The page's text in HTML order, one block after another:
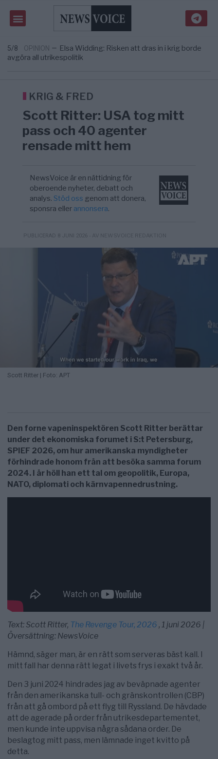
3/8 AFRIKA
Massiv anstormning till Ceuta – Misstankar
om amerikansk påverkan
UNITED STATES
Tucker Carlson: ”It’s Time to Save
5/8 OPINION — Elsa Widding: Risken att dras in i krig borde
avgöra all utrikespolitik
geografiskt apartheidsystem
om amerikansk påverkan
UNITED STATES —
Tucker Carlson: ”It’s Time to Save
America” – Finally
KRIG & FRED
Scott Ritter: USA tog mitt
pass och 40 agenter
rensade mitt hem
NewsVoice är en nättidning för
oberoende nyheter, debatt och
analys.Stöd oss genom att donera,
sponsra eller annonsera.
PUBLICERAD 8 JUNI 2026 - AV NEWSVOICE REDAKTION
Scott Ritter | Foto: APT
Den forne vapeninspektören Scott Ritter berättar
under det ekonomiska forumet i S:t Petersburg,
SPIEF 2026, om hur amerikanska myndigheter
förhindrade honom från att besöka samma forum
2024. I år höll han ett tal om geopolitik, Europa,
NATO, diplomati och kärnvapennedrustning.
Text: Scott Ritter, The Revenge Tour, 2026 , 1 juni 2026 |
Översättning: NewsVoice
Hämnd, säger man, är en rätt som serveras bäst kall. I
mitt fall har denna rätt legat i livets frys i exakt två år.
Den 3 juni 2024 hindrades jag av beväpnade agenter
från den amerikanska tull- och gränskontrollen (CBP)
från att gå ombord på ett flyg till Ryssland. De hävdade
att de agerade på order från utrikesdepartementet,
men kunde inte uppvisa några sådana order. De
beslagtog mitt pass, men lämnade inget kvitto på
detta.